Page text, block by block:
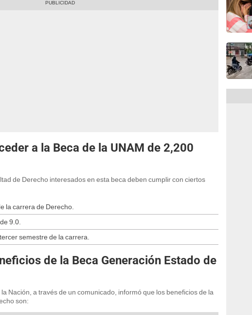
a la Beca de la UNAM de 2,200
de Derecho interesados en esta beca deben cumplir con ciertos
la carrera de Derecho.
9.0.
semestre de la carrera.
de la Beca Generación Estado de
Nación, a través de un comunicado, informó que los beneficios de la
son: